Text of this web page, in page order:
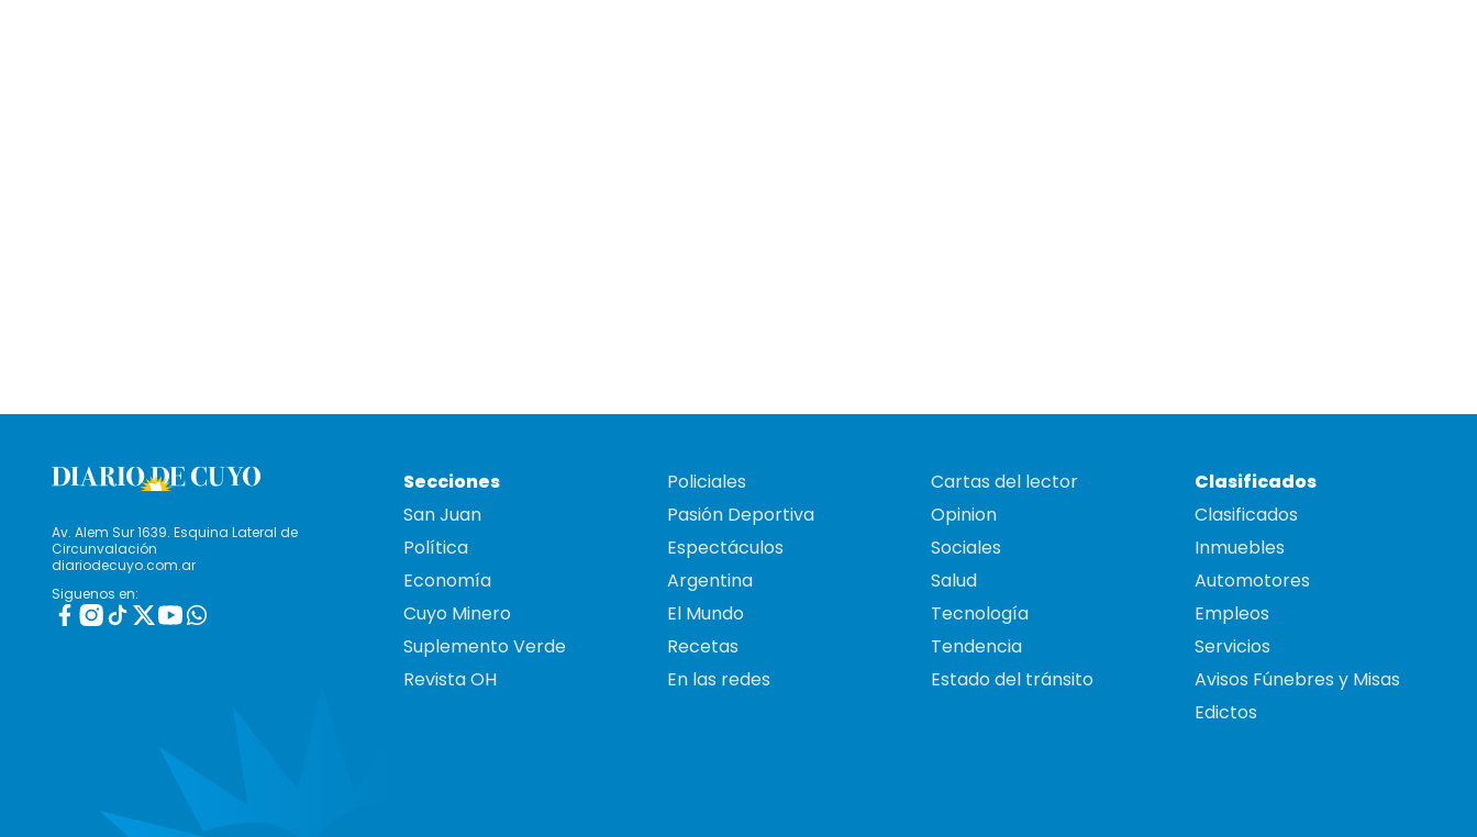
Av. Alem Sur 1639. Esquina Lateral de
Circunvalación
diariodecuyo.com.ar
Siguenos en:
Secciones
San Juan
Política
Economía
Cuyo Minero
Suplemento Verde
Revista OH
Policiales
Pasión Deportiva
Espectáculos
Argentina
El Mundo
Recetas
En las redes
Cartas del lector
Opinion
Sociales
Salud
Tecnología
Tendencia
Estado del tránsito
Clasificados
Clasificados
Inmuebles
Automotores
Empleos
Servicios
Avisos Fúnebres y Misas
Edictos